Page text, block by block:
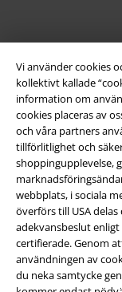
Vi använder cookies
kollektivt kallade
information om
cookies placeras av
och våra partners
tillförlitlighet och
shoppingupplevelse,
webbplats, i sociala
överförs till USA
adekvansbeslut
certifierade. Genom
användningen av
du neka samtycke
Juridisk
Villkor
Om oss
Ladda ner villkoren